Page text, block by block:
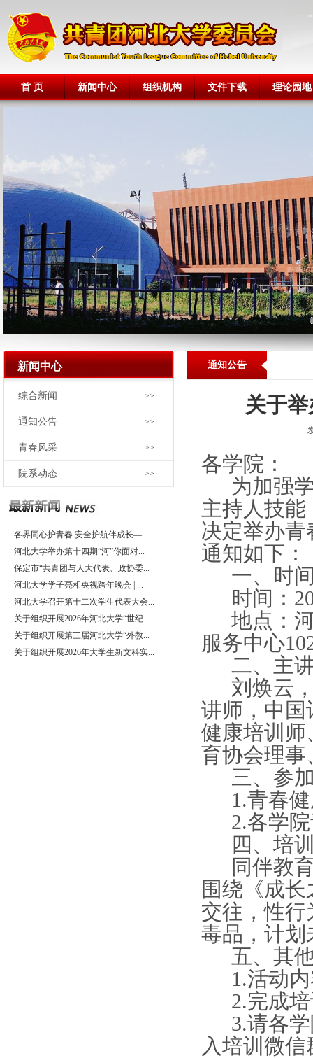
首 页 新闻中心 组织机构 文件下载 理论园地
新闻中心
综合新闻 >>
通知公告 >>
青春风采 >>
院系动态 >>
各界同心护青春 安全护航伴成长—...
河北大学举办第十四期“河”你面对...
保定市“共青团与人大代表、政协委...
河北大学学子亮相央视跨年晚会 | ...
河北大学召开第十二次学生代表大会...
关于组织开展2026年河北大学“世纪...
关于组织开展第三届河北大学“外教...
关于组织开展2026年大学生新文科实...
通知公告
关于
各学院：
为加强
主持人技
决定举办
通知如下：
一、时
时间：
地点：
服务中心
二、主
刘焕云
讲师，中国
健康培训师
育协会理事
三、参
1.青春
2.各学
四、培
同伴教
围绕《成
交往，性
毒品，计划
五、其
1.活动
2.完成
3.请各
入培训微